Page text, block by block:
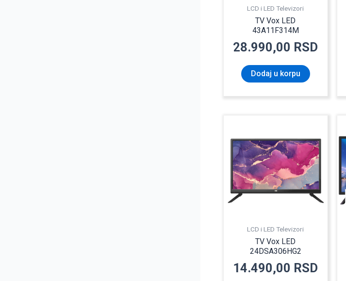
LCD i LED Televizori
TV Vox LED
43A11F314M
28.990,00 RSD
Dodaj u korpu
LCD i LED Televizori
TV Vox LED
24DSA306HG2
14.490,00 RSD